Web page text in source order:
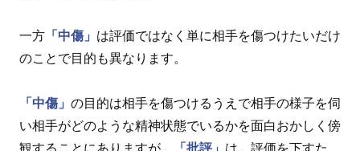
一方 「中傷」 は評価ではなく単に相手を傷つけたいだけ
のことで目的も異なります。
「中傷」 の目的は相手を傷つけるうえで相手の様子を伺
い相手がどのような精神状態でいるかを面白おかしく傍